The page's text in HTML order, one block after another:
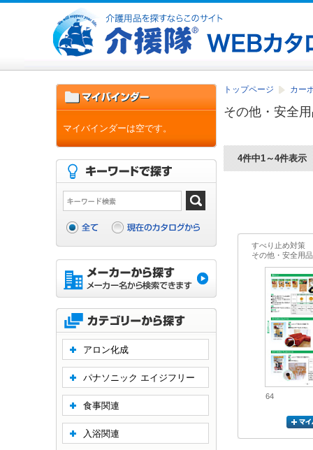
トップページ カー
その他・安全
4件中1～4件表示
すべり止め対策
その他・安全用品
64
マイバインダーは空です。
アロン化成
パナソニック エイジフリー
食事関連
入浴関連